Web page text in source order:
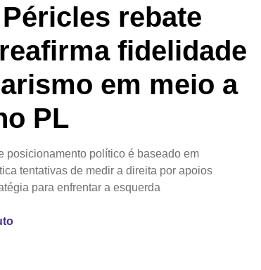
rebate
fidelidade
em meio a
PL
posicionamento político é baseado em
tentativas de medir a direita por apoios
para enfrentar a esquerda